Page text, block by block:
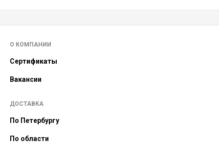
О КОМПАНИИ
Сертификаты
Вакансии
ДОСТАВКА
По Петербургу
По области